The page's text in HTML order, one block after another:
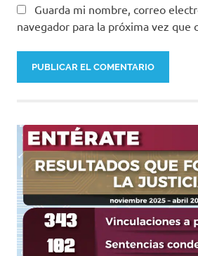
Guarda mi nombre, correo
navegador para la próxima vez que